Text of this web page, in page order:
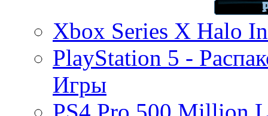
Xbox Series X Halo
PlayStation 5 -
Игры